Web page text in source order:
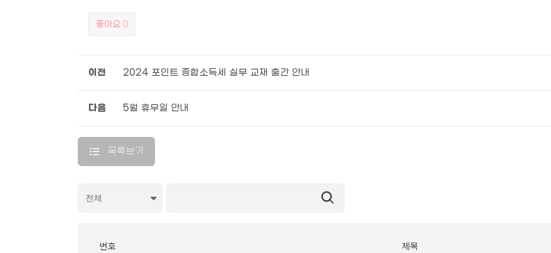
좋아요 0
이전 2024 포인트 종합소득세 실무 교재 출간 안내
5월 휴무일 안내
다음
목록보기
번호 제목